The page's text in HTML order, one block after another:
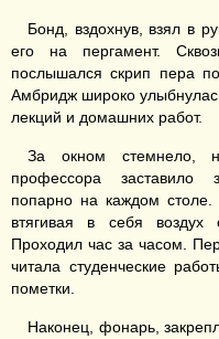
Бонд, вздохнув, взял в
его на пергамент.
послышался скрип пера
Амбридж широко
лекций и домашних работ.
За окном стемнело,
профессора заставило
попарно на каждом
втягивая в себя воздух
Проходил час за часом.
читала студенческие
пометки.
Наконец, фонарь,